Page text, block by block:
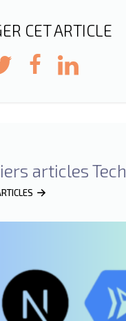
CET ARTICLE
articles Tech